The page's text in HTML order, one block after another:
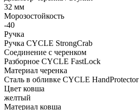
32 мм
Морозостойкость
-40
Ручка
Ручка CYCLE StrongCrab
Соединение с черенком
Разборное CYCLE FastLock
Материал черенка
Сталь в обливке CYCLE HandProtector
Цвет ковша
желтый
Материал ковша